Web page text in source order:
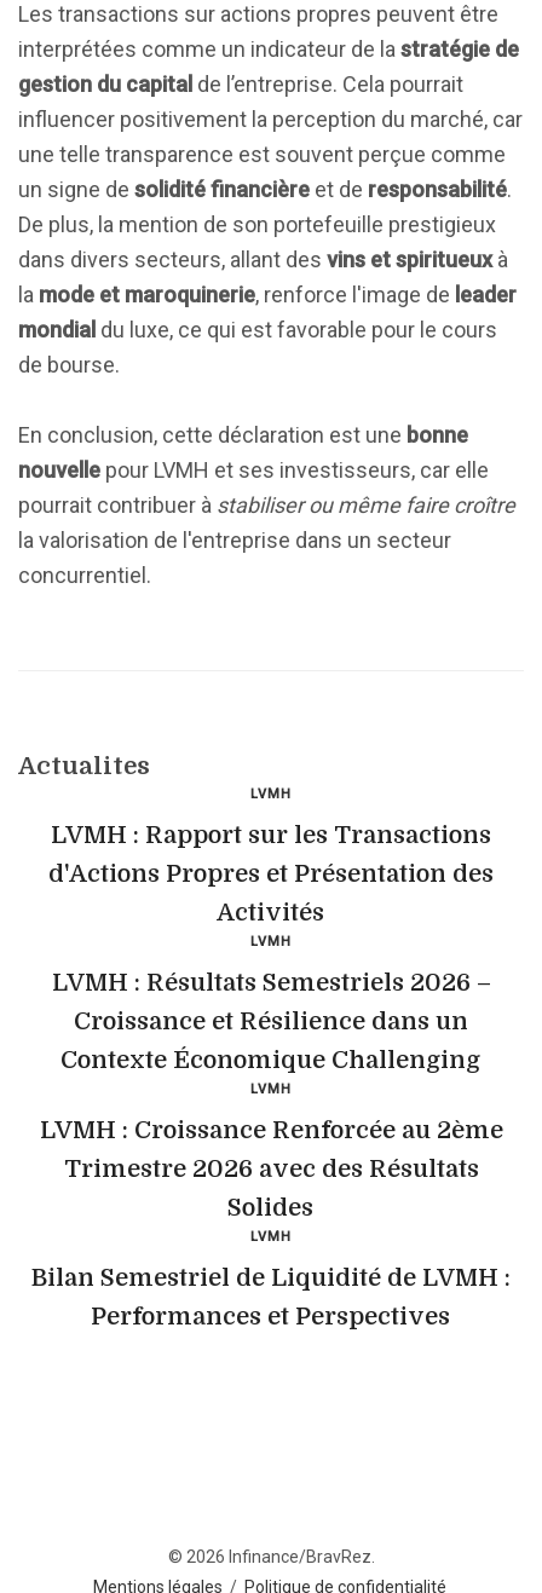
Les transactions sur actions propres peuvent être
interprétées comme un indicateur de la stratégie de
gestion du capital de l’entreprise. Cela pourrait
influencer positivement la perception du marché, car
une telle transparence est souvent perçue comme
un signe de solidité financière et de responsabilité.
De plus, la mention de son portefeuille prestigieux
dans divers secteurs, allant des vins et spiritueuxà
la mode et maroquinerie, renforce l'image de leader
mondial du luxe, ce qui est favorable pour le cours
de bourse.
En conclusion, cette déclaration est une bonne
nouvelle pour LVMH et ses investisseurs, car elle
pourrait contribuer à stabiliser ou même faire croître
la valorisation de l'entreprise dans un secteur
concurrentiel.
Actualites
LVMH
LVMH : Rapport sur les Transactions
d'Actions Propres et Présentation des
Activités
LVMH
LVMH : Résultats Semestriels 2026 –
Croissance et Résilience dans un
Contexte Économique Challenging
LVMH
LVMH : Croissance Renforcée au 2ème
Trimestre 2026 avec des Résultats
Solides
LVMH
Bilan Semestriel de Liquidité de LVMH :
Performances et Perspectives
© 2026 Infinance/BravRez.
Mentions légales / Politique de confidentialité